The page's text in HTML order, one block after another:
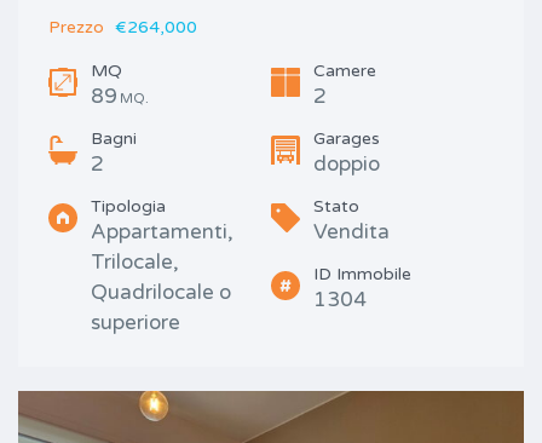
Prezzo €264,000
MQ
89 MQ.
Camere
2
Bagni
2
Garages
doppio
Tipologia
Appartamenti,
Trilocale,
Quadrilocale o
superiore
Stato
Vendita
ID Immobile
1304